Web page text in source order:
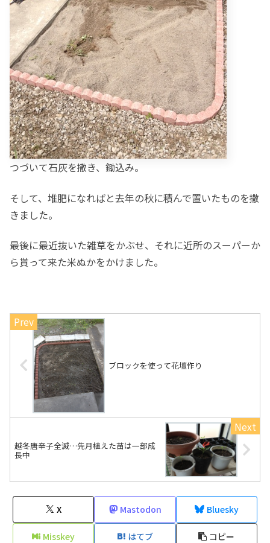
つづいて石灰を撒き、鋤込み。
そして、堆肥になればと去年の秋に積んで置いたものを撒
きました。
最後に最近抜いた雑草をかぶせ、それに近所のスーパーか
ら貰って来た米ぬかをかけました。
ブロックを使って花壇作り
越冬唐辛子全滅…先月植えた苗は一部成
長中
X Mastodon Bluesky
Misskey はてブ コピー